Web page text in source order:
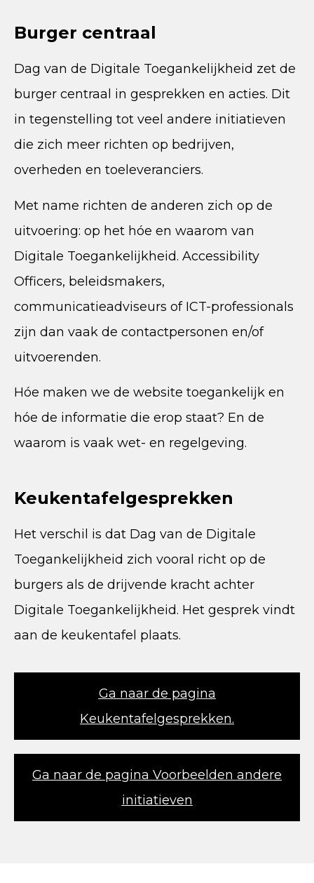
Burger centraal
Dag van de Digitale Toegankelijkheid zet de
burger centraal in gesprekken en acties. Dit
in tegenstelling tot veel andere initiatieven
die zich meer richten op bedrijven,
overheden en toeleveranciers.
Met name richten de anderen zich op de
uitvoering: op het hóe en waarom van
Digitale Toegankelijkheid. Accessibility
Officers, beleidsmakers,
communicatieadviseurs of ICT-professionals
zijn dan vaak de contactpersonen en/of
uitvoerenden.
Hóe maken we de website toegankelijk en
hóe de informatie die erop staat? En de
waarom is vaak wet- en regelgeving.
Keukentafelgesprekken
Het verschil is dat Dag van de Digitale
Toegankelijkheid zich vooral richt op de
burgers als de drijvende kracht achter
Digitale Toegankelijkheid. Het gesprek vindt
aan de keukentafel plaats.
Ga naar de pagina
Keukentafelgesprekken.
Ga naar de pagina Voorbeelden andere
initiatieven